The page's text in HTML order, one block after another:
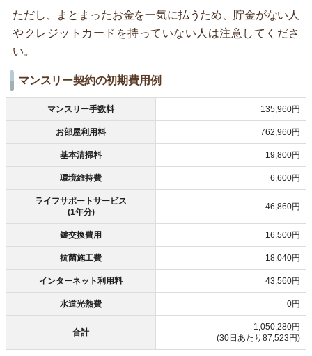
ただし、まとまったお金を一気に払うため、貯金がない人
やクレジットカードを持っていない人は注意してくださ
い。
マンスリー契約の初期費用例
マンスリー手数料 135,960円
お部屋利用料 762,960円
基本清掃料 19,800円
環境維持費 6,600円
ライフサポートサービス
(1年分)
46,860円
鍵交換費用 16,500円
抗菌施工費 18,040円
インターネット利用料 43,560円
水道光熱費 0円
合計
1,050,280円
(30日あたり87,523円)